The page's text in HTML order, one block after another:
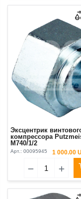
Эксцентрик
компрессора
M740/1/2
Арт.: 00095945 1 000.00